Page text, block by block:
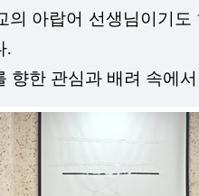
의 아랍어 선생님이기
.
향한 관심과 배려 속에